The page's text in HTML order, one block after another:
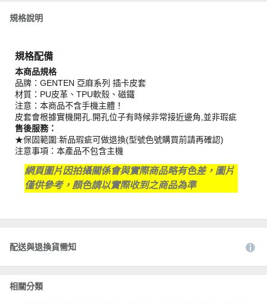
規格說明
規格配備
本商品規格
品牌：GENTEN 亞麻系列 插卡皮套
材質：PU皮革、TPU軟殼、磁鐵
注意：本商品不含手機主體！
皮套會根據實機開孔.開孔位子有時候非常接近邊角,並非瑕疵
售後服務：
★保固範圍:新品瑕疵可做退換(型號色號購買前請再確認)
注意事項：本產品不包含主機
網頁圖片因拍攝關係會與實際商品略有色差，圖片
僅供參考，顏色請以實際收到之商品為準
配送與退換貨需知
相關分類